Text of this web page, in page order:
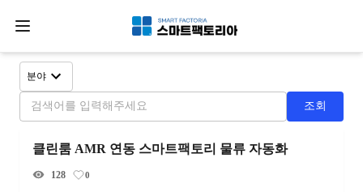
분야
조회
클린룸 AMR 연동 스마트팩토리 물류 자동화
128 0